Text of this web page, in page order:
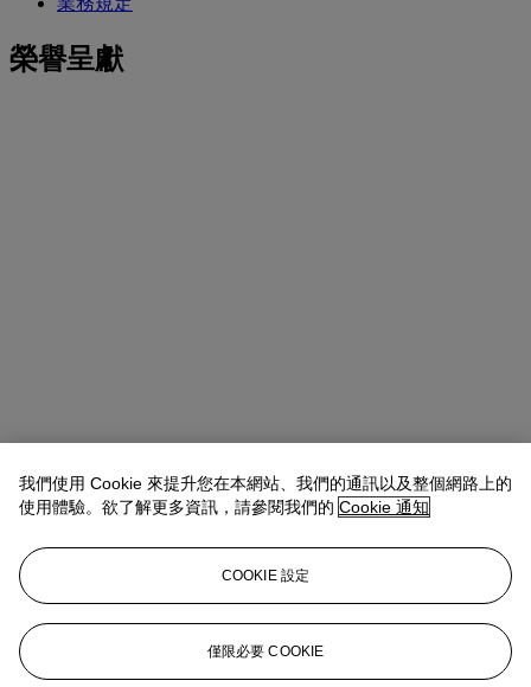
榮譽呈獻
Tiphaine Nicoul
Head of department
tnicoul@christies.com
我們使用 Cookie 來提升您在本網站、我們的通訊以及整個網路上的
使用體驗。欲了解更多資訊，請參閱我們的 Cookie 通知
COOKIE 設定
僅限必要 COOKIE